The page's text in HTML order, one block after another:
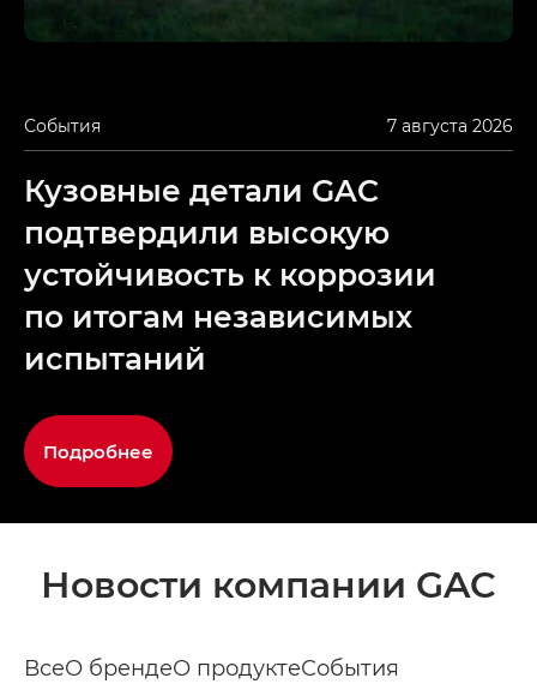
События 7 августа 2026
Кузовные детали GAC
подтвердили высокую
устойчивость к коррозии
по итогам независимых
испытаний
Подробнее
Новости компании GAC
ВсеО брендеО продуктеСобытия